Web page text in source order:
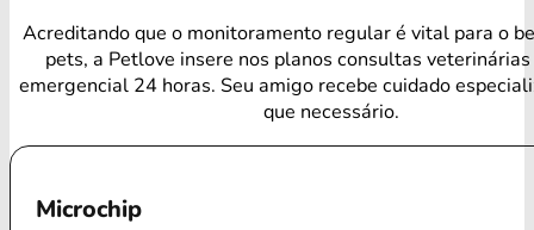
Acreditando que o monitoramento regular é vital para o
pets, a Petlove insere nos planos consultas
emergencial 24 horas. Seu amigo recebe cuidado
que necessário.
Microchip